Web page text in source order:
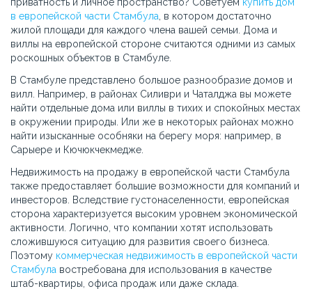
в европейской части Стамбула , в котором достаточно
жилой площади для каждого члена вашей семьи. Дома и
виллы на европейской стороне считаются одними из самых
роскошных объектов в Стамбуле.
В Стамбуле представлено большое разнообразие домов и
вилл. Например, в районах Силиври и Чаталджа вы можете
найти отдельные дома или виллы в тихих и спокойных местах
в окружении природы. Или же в некоторых районах можно
найти изысканные особняки на берегу моря: например, в
Сарыере и Кючюкчекмедже.
Недвижимость на продажу в европейской части Стамбула
также предоставляет большие возможности для компаний и
инвесторов. Вследствие густонаселенности, европейская
сторона характеризуется высоким уровнем экономической
активности. Логично, что компании хотят использовать
сложившуюся ситуацию для развития своего бизнеса.
Поэтому коммерческая недвижимость в европейской части
Стамбула востребована для использования в качестве
штаб-квартиры, офиса продаж или даже склада.